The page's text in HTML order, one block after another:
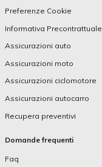
Preferenze Cookie
Informativa Precontrattuale
Assicurazioni auto
Assicurazioni moto
Assicurazioni ciclomotore
Assicurazioni autocarro
Recupera preventivi
Domande frequenti
Faq